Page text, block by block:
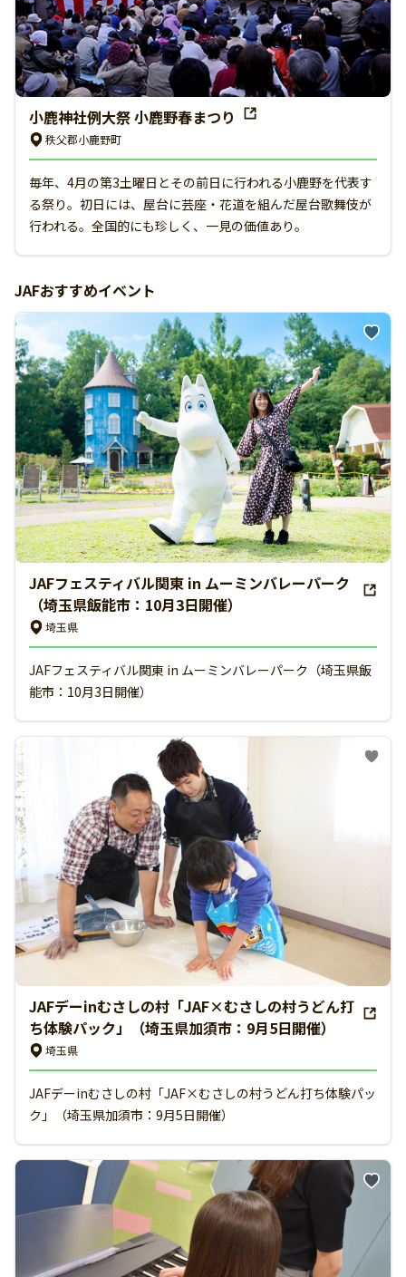
小鹿神社例大祭 小鹿野春まつり
秩父郡小鹿野町
毎年、4月の第3土曜日とその前日に行われる小鹿野を代表す
る祭り。初日には、屋台に芸座・花道を組んだ屋台歌舞伎が
行われる。全国的にも珍しく、一見の価値あり。
JAFおすすめイベント
JAFフェスティバル関東 in ムーミンバレーパーク
（埼玉県飯能市：10月3日開催）
埼玉県
JAFフェスティバル関東 in ムーミンバレーパーク（埼玉県飯
能市：10月3日開催）
JAFデーinむさしの村「JAF×むさしの村うどん打
ち体験パック」（埼玉県加須市：9月5日開催）
埼玉県
JAFデーinむさしの村「JAF×むさしの村うどん打ち体験パッ
ク」（埼玉県加須市：9月5日開催）